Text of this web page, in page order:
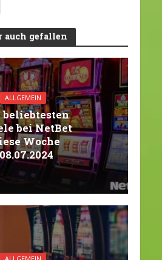
auch gefallen
ALLGEMEIN
beliebtesten
bei NetBet
Woche